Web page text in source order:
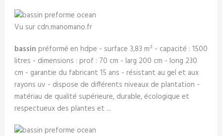
Vu sur cdn.manomano.fr
bassin préformé en hdpe - surface 3,83 m² - capacité : 1500
litres - dimensions : prof : 70 cm - larg 200 cm - long 230
cm - garantie du fabricant 15 ans - résistant au gel et aux
rayons uv - dispose de différents niveaux de plantation -
matériau de qualité supérieure, durable, écologique et
respectueux des plantes et ...